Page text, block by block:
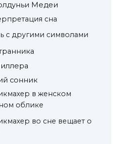
Медеи
сна
с другими символами
сонник
в женском
облике
во сне вещает о